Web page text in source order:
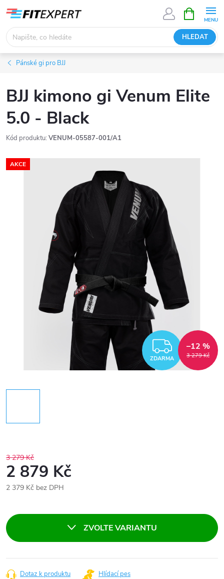
obsah
HLEDAT
NÁKUPNÍ
KOŠÍK
Pánské gi pro BJJ
BJJ kimono gi Venum Elite
5.0 - Black
Kód produktu: VENUM-05587-001/A1
AKCE
ZDARMA 3 279 Kč
–12 %
3 279 Kč
2 879 Kč
2 379 Kč bez DPH
ZVOLTE VARIANTU
Dotaz k produktu Hlídací pes